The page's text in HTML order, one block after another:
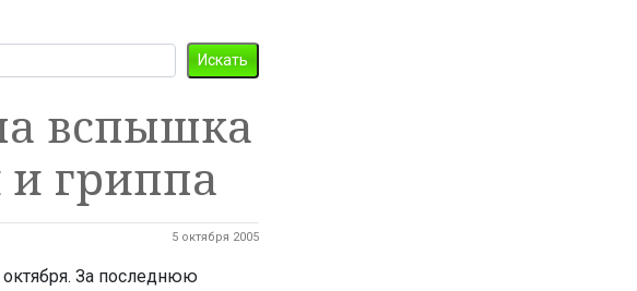
вспышка
и гриппа
5 октября 2005
октября. За последнюю